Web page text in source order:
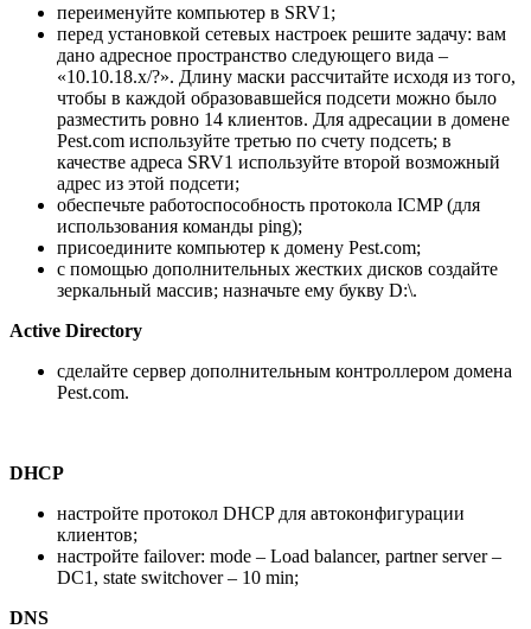
переименуйте компьютер в SRV1;
перед установкой сетевых настроек решите задачу: вам
дано адресное пространство следующего вида –
«10.10.18.х/?». Длину маски рассчитайте исходя из того,
чтобы в каждой образовавшейся подсети можно было
разместить ровно 14 клиентов. Для адресации в домене
Pest.com используйте третью по счету подсеть; в
качестве адреса SRV1 используйте второй возможный
адрес из этой подсети;
обеспечьте работоспособность протокола ICMP (для
использования команды ping);
присоедините компьютер к домену Pest.com;
с помощью дополнительных жестких дисков создайте
зеркальный массив; назначьте ему букву D:\.
Active Directory
сделайте сервер дополнительным контроллером домена
Pest.com.
DHCP
настройте протокол DHCP для автоконфигурации
клиентов;
настройте failover: mode – Load balancer, partner server –
DC1, state switchover – 10 min;
DNS